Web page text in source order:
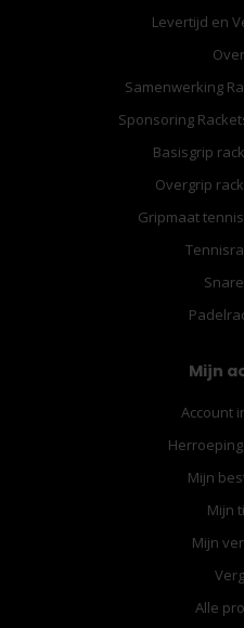
Levertijd en
Samenwerking
Sponsoring
Basisgrip
Overgrip
Gripmaat
Mijn
Account
Mijn
Mijn
Mijn
Alle